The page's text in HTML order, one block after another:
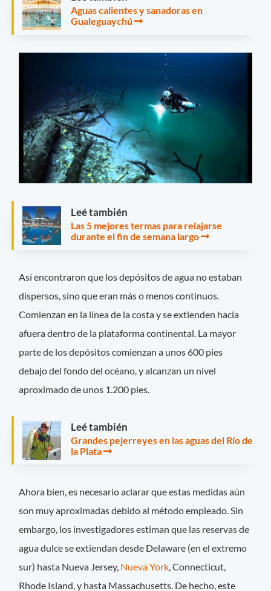
Aguas calientes y sanadoras en
Gualeguaychú
Leé también
Las 5 mejores termas para relajarse
durante el fin de semana largo
Así encontraron que los depósitos de agua no estaban
dispersos, sino que eran más o menos continuos.
Comienzan en la línea de la costa y se extienden hacia
afuera dentro de la plataforma continental. La mayor
parte de los depósitos comienzan a unos 600 pies
debajo del fondo del océano, y alcanzan un nivel
aproximado de unos 1.200 pies.
Leé también
Grandes pejerreyes en las aguas del Río de
la Plata
Ahora bien, es necesario aclarar que estas medidas aún
son muy aproximadas debido al método empleado. Sin
embargo, los investigadores estiman que las reservas de
agua dulce se extiendan desde Delaware (en el extremo
sur) hasta Nueva Jersey, Nueva York, Connecticut,
Rhode Island, y hasta Massachusetts. De hecho, este